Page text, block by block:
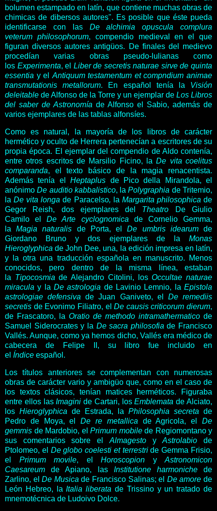
bolumen estampado en latín, que contiene muchas obras de
chimicas de dibersos autores". Es posible que éste pueda
identificarse con las De alchimia opuscula complura
veterum philosophorum, compendio medieval en el que
figuran diversos autores antigüos. De finales del medievo
procedían varias obras pseudo-lulianas como
los Experimenta, el Liber de secretis naturae sirve de quinta
essentia y el Antiquum testamentum et compndium animae
transmutationis metallorum. En español tenía la Visión
deleitable de Alfonso de la Torre y un ejemplar de Los Libros
del saber de Astronomía de Alfonso el Sabio, además de
varios ejemplares de las tablas alfonsíes.
Como es natural, la mayoría de los libros de carácter
hermético y oculto de Herrera pertenecían a escritores de su
propia época. El ejemplar del compendio de Aldo contenía,
entre otros escritos de Marsilio Ficino, la De vita coelitus
comparanda, el texto básico de la magia renacentista.
Además tenía elHeptaplus de Pico della Mirandola, el
anónimoDe auditio kabbalistico, laPolygraphia de Tritemio,
laDe vita longade Paracelso, la Margarita philosophicade
Gegor Reish, dos ejemplares del Theatro
De Giulio
Camilo
elDe Arte cyclognomica de Cornelio Gemma,
laMagia naturalis de Porta, elDe umbris idearumde
Giordano Bruno y dos ejemplares de la Monas
Hieroglyphicade John Dee, una, la edición impresa en latín,
y la otra una traducción española en manuscrito. Menos
conocidos, pero dentro de la misma línea, estaban
la Tipocosmia de Alejandro Citolini, losOccultae naturae
miracula y la De astrologia de Lavinio Lemnio, laEpistola
astrologiae defensivade Juan Ganiveto, el De remediis
secretis de Evonimo Filiatro, elDe causis criticorum dierum,
de Frascatoro, la Oratio de methodo intramathermatico de
Samuel Siderocrates y la De sacra philosofiade Francisco
Vallés. Aunque, como ya hemos dicho, Vallés era médico de
cabecera de Felipe II, su libro fue incluido en
el Índice español.
Los títulos anteriores se complementan con numerosas
obras de carácter vario y ambigüo que, como en el caso de
los textos clásicos, tenían matices herméticos. Figuraba
entre ellos lasImaginide Cartari, losEmblematade Alciato,
los Hieroglyphica de Estrada, la Philosophia secreta de
Pedro de Moya, elDe re metallica de Agricola, elDe
gemmis de Mardobio, el Primum mobilede Regiomontano y
sus comentarios sobre el AlmagestoyAstrolabio de
Ptolomeo, el De globo coelesti et terrestride Gemma Frisio,
el Primum movile, el Horoscopion y Astronomicon
Caesareum de Apiano, las Institutione harmonichede
Zarlino, elDe Musica de Francisco Salinas; el De amore de
León Hebreo, laItalia liberata de Trissino y un tratado de
mnemotécnica de Ludoivo Dolce.